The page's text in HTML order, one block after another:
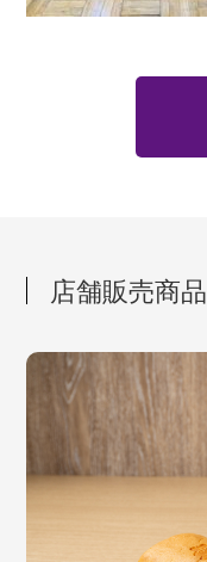
店舗販売商品